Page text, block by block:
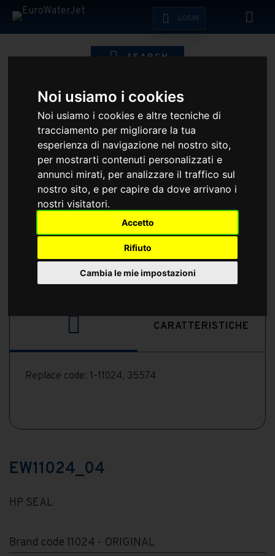
Noi usiamo i cookies
Noi usiamo i cookies e altre tecniche di
tracciamento per migliorare la tua
esperienza di navigazione nel nostro sito,
per mostrarti contenuti personalizzati e
annunci mirati, per analizzare il traffico sul
nostro sito, e per capire da dove arrivano i
nostri visitatori.
Accetto
Rifiuto
Cambia le mie impostazioni
LOGIN
SEARCH
CARATTERISTICHE
Replace code: 1-11024, 35574
EW11024_04
HP SEAL
Brand code 11024 - ORIGINAL